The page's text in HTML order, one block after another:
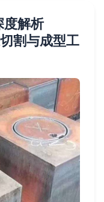
度解析
割与成型工